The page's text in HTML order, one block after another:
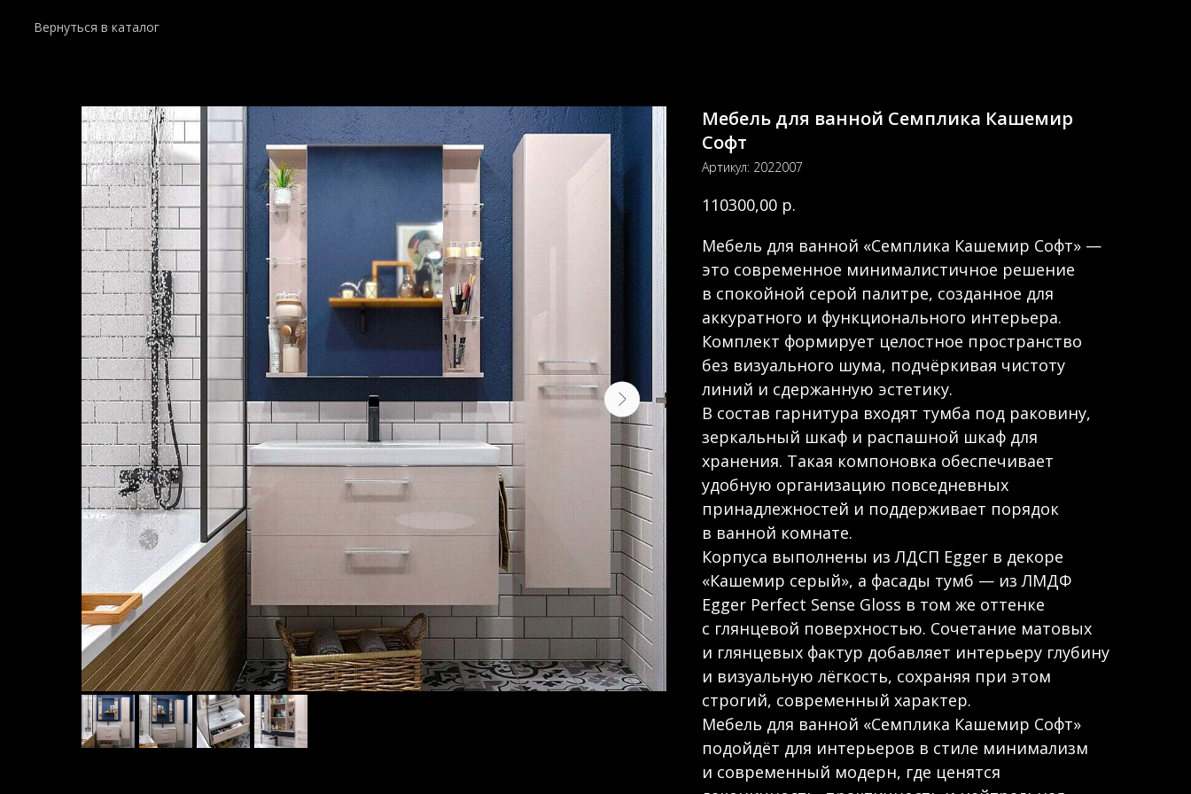
Вернуться в каталог
Мебель для ванной Семплика Кашемир
Софт
Артикул: 2022007
110300,00 р.
Мебель для ванной «Семплика Кашемир Софт» —
это современное минималистичное решение
в спокойной серой палитре, созданное для
аккуратного и функционального интерьера.
Комплект формирует целостное пространство
без визуального шума, подчёркивая чистоту
линий и сдержанную эстетику.
В состав гарнитура входят тумба под раковину,
зеркальный шкаф и распашной шкаф для
хранения. Такая компоновка обеспечивает
удобную организацию повседневных
принадлежностей и поддерживает порядок
в ванной комнате.
Корпуса выполнены из ЛДСП Egger в декоре
«Кашемир серый», а фасады тумб — из ЛМДФ
Egger Perfect Sense Gloss в том же оттенке
с глянцевой поверхностью. Сочетание матовых
и глянцевых фактур добавляет интерьеру глубину
и визуальную лёгкость, сохраняя при этом
строгий, современный характер.
Мебель для ванной «Семплика Кашемир Софт»
подойдёт для интерьеров в стиле минимализм
и современный модерн, где ценятся